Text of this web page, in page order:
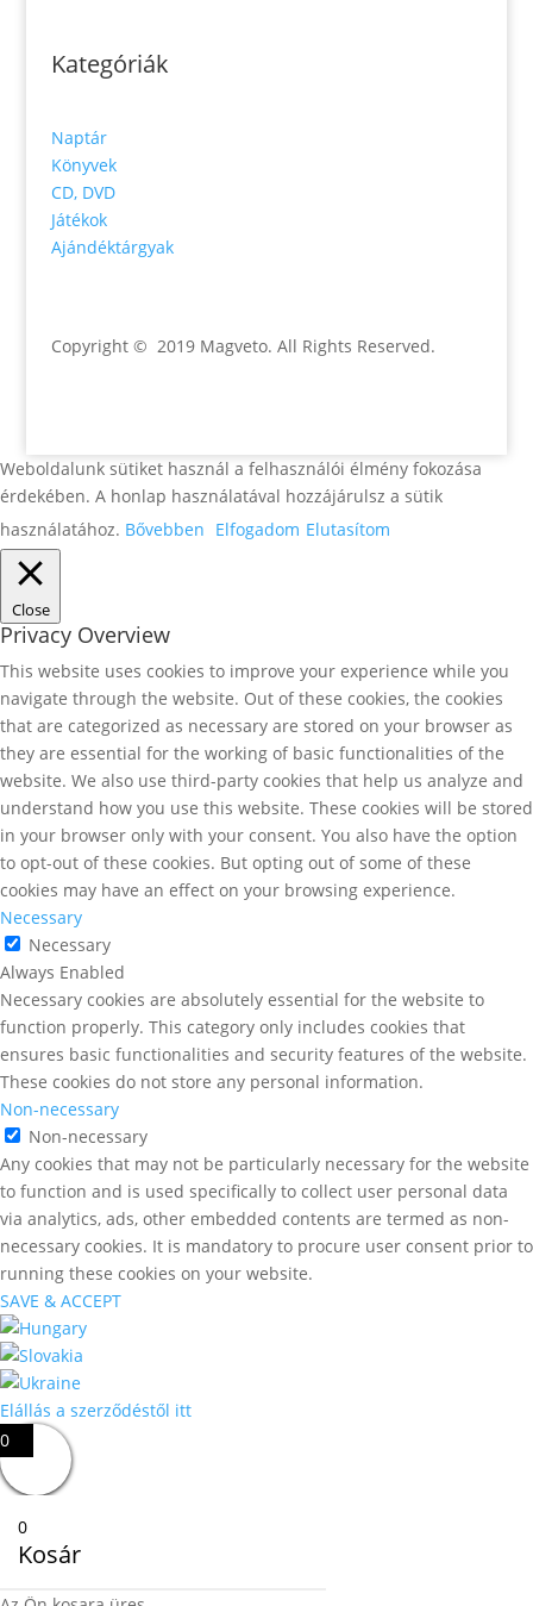
Kategóriák
Naptár
Könyvek
CD, DVD
Játékok
Ajándéktárgyak
Copyright © 2019 Magveto. All Rights Reserved.
Weboldalunk sütiket használ a felhasználói élmény fokozása
érdekében. A honlap használatával hozzájárulsz a sütik
használatához. Bővebben Elfogadom Elutasítom
Close
Privacy Overview
This website uses cookies to improve your experience while you
navigate through the website. Out of these cookies, the cookies
that are categorized as necessary are stored on your browser as
they are essential for the working of basic functionalities of the
website. We also use third-party cookies that help us analyze and
understand how you use this website. These cookies will be stored
in your browser only with your consent. You also have the option
to opt-out of these cookies. But opting out of some of these
cookies may have an effect on your browsing experience.
Necessary
Necessary
Always Enabled
Necessary cookies are absolutely essential for the website to
function properly. This category only includes cookies that
ensures basic functionalities and security features of the website.
These cookies do not store any personal information.
Non-necessary
Non-necessary
Any cookies that may not be particularly necessary for the website
to function and is used specifically to collect user personal data
via analytics, ads, other embedded contents are termed as non-
necessary cookies. It is mandatory to procure user consent prior to
running these cookies on your website.
SAVE & ACCEPT
Elállás a szerződéstől itt
0
0
Kosár